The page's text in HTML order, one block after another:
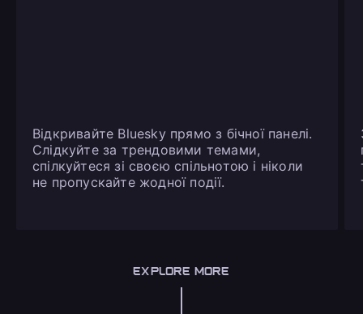
Відкривайте Bluesky прямо з бічної панелі.
Слідкуйте за трендовими темами,
спілкуйтеся зі своєю спільнотою і ніколи
не пропускайте жодної події.
EXPLORE MORE